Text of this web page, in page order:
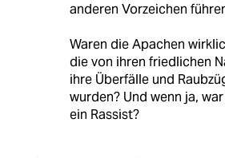
anderen Vorzeichen
Waren die Apachen
die von ihren friedlichen
ihre Überfälle und
wurden? Und wenn ja,
ein Rassist?